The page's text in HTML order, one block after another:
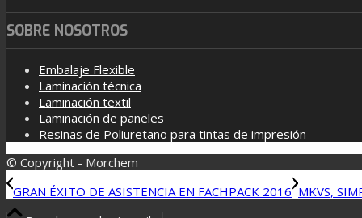
SOBRE NOSOTROS
Embalaje Flexible
Laminación técnica
Laminación textil
Laminación de paneles
Resinas de Poliuretano para tintas de impresión
© Copyright - Morchem
GRAN ÉXITO DE ASISTENCIA EN FACHPACK 2016 MKVS,